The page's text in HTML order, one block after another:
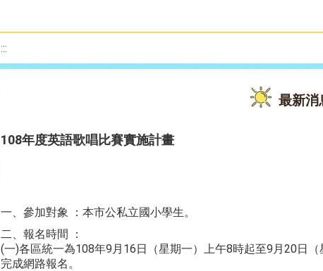
:::
最新消
108年度英語歌唱比賽實施計畫
一、參加對象 ：本市公私立國小學生。
二、報名時間 ：
(一)各區統一為108年9月16日（星期一）上午8時起至9月20日
完成網路報名。